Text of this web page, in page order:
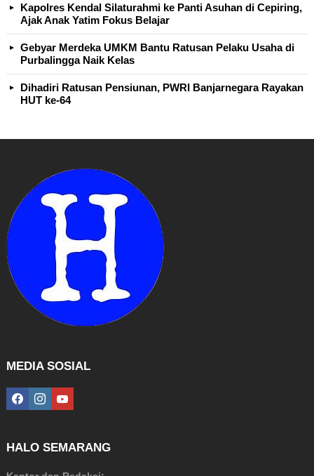
Kapolres Kendal Silaturahmi ke Panti Asuhan di Cepiring,
Ajak Anak Yatim Fokus Belajar
Gebyar Merdeka UMKM Bantu Ratusan Pelaku Usaha di
Purbalingga Naik Kelas
Dihadiri Ratusan Pensiunan, PWRI Banjarnegara Rayakan
HUT ke-64
MEDIA SOSIAL
facebookinstagramyoutube
HALO SEMARANG